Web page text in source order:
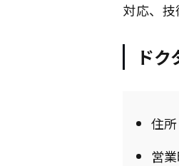
対応、技
ド
住所
営